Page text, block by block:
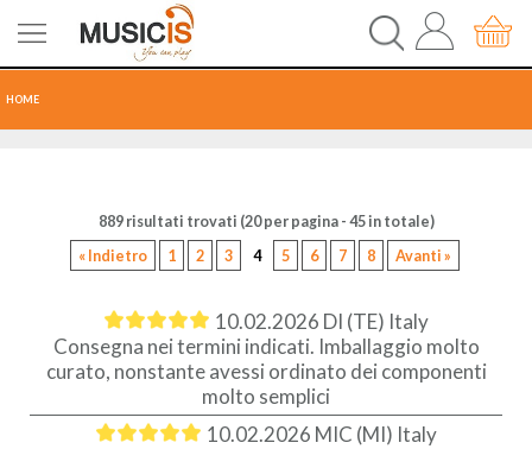
HOME
RECORDING
889 risultati trovati (20 per pagina - 45 in totale)
« Indietro
1 2 3 4 5 6 7 8 Avanti »
10.02.2026 DI (TE) Italy
Consegna nei termini indicati. Imballaggio molto
curato, nonstante avessi ordinato dei componenti
molto semplici
10.02.2026 MIC (MI) Italy